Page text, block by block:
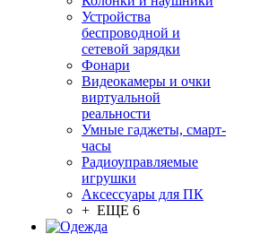
Устройства
беспроводной и
сетевой зарядки
Фонари
Видеокамеры и очки
виртуальной
реальности
Умные гаджеты, смарт-
часы
Радиоуправляемые
игрушки
Аксессуары для ПК
+ ЕЩЕ 6